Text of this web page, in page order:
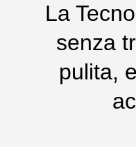
La
senza
pulita,